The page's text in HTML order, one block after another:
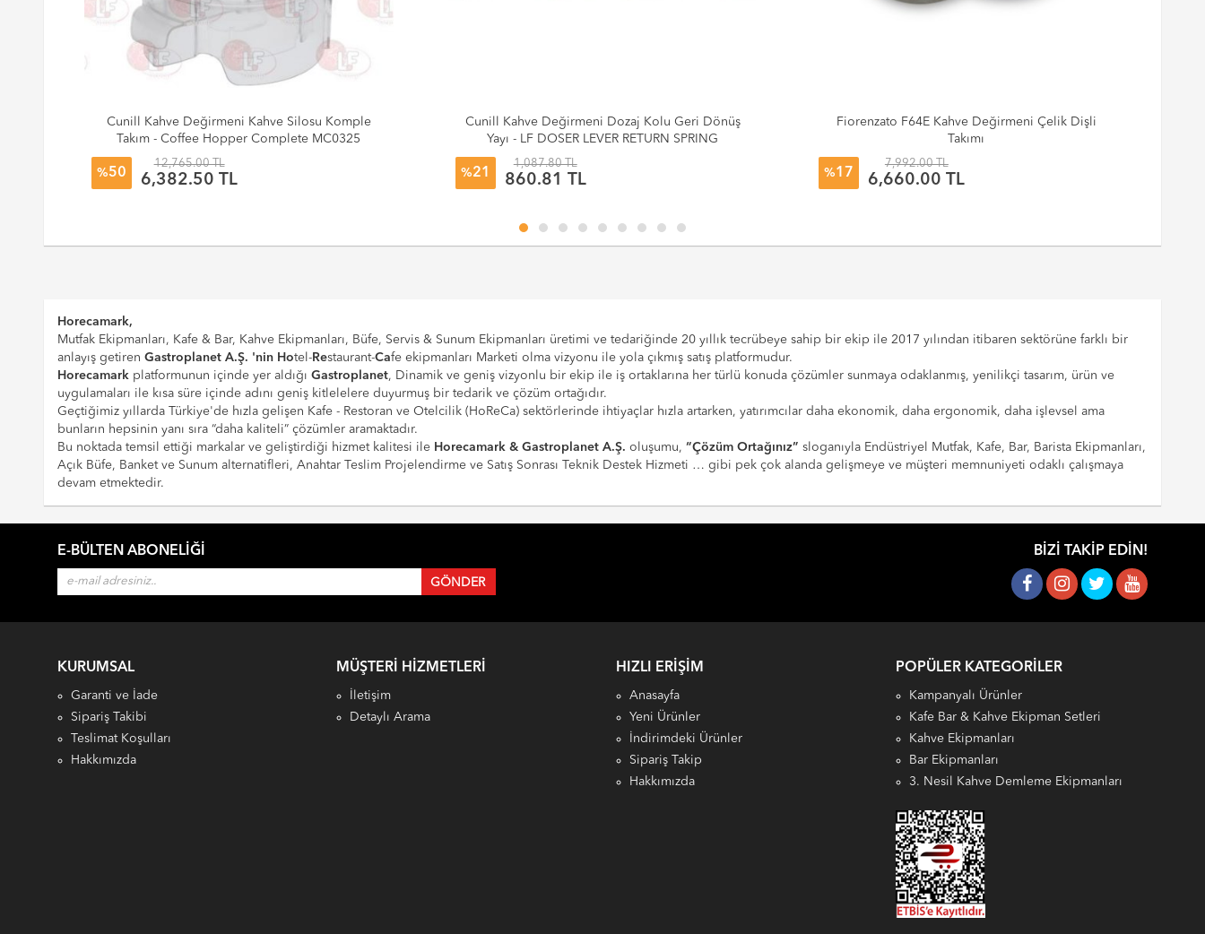
Cunill Kahve Değirmeni Kahve Silosu Komple
Takım - Coffee Hopper Complete MC0325
%50
12,765.00 TL
6,382.50 TL
Cunill Kahve Değirmeni Dozaj Kolu Geri Dönüş
Yayı - LF DOSER LEVER RETURN SPRING
%21
1,087.80 TL
860.81 TL
Fiorenzato F64E Kahve Değirmeni Çelik Dişli
Takımı
%17
7,992.00 TL
6,660.00 TL
Horecamark,
Mutfak Ekipmanları, Kafe & Bar, Kahve Ekipmanları, Büfe, Servis & Sunum Ekipmanları üretimi ve tedariğinde 20 yıllık tecrübeye sahip bir ekip ile 2017 yılından itibaren sektörüne farklı bir
anlayış getiren Gastroplanet A.Ş. 'nin Hotel-Restaurant-Cafe ekipmanları Marketi olma vizyonu ile yola çıkmış satış platformudur.
Horecamarkplatformunun içinde yer aldığı Gastroplanet, Dinamik ve geniş vizyonlu bir ekip ile iş ortaklarına her türlü konuda çözümler sunmaya odaklanmış, yenilikçi tasarım, ürün ve
uygulamaları ile kısa süre içinde adını geniş kitlelelere duyurmuş bir tedarik ve çözüm ortağıdır.
Geçtiğimiz yıllarda Türkiye'de hızla gelişen Kafe - Restoran ve Otelcilik (HoReCa) sektörlerinde ihtiyaçlar hızla artarken, yatırımcılar daha ekonomik, daha ergonomik, daha işlevsel ama
bunların hepsinin yanı sıra “daha kaliteli” çözümler aramaktadır.
Bu noktada temsil ettiği markalar ve geliştirdiği hizmet kalitesi ile Horecamark & Gastroplanet A.Ş. oluşumu, “Çözüm Ortağınız” sloganıyla Endüstriyel Mutfak, Kafe, Bar, Barista Ekipmanları,
Açık Büfe, Banket ve Sunum alternatifleri, Anahtar Teslim Projelendirme ve Satış Sonrası Teknik Destek Hizmeti … gibi pek çok alanda gelişmeye ve müşteri memnuniyeti odaklı çalışmaya
devam etmektedir.
E-BÜLTEN ABONELIĞI BIZI TAKIP EDIN!
KURUMSAL
Garanti ve İade
Sipariş Takibi
Teslimat Koşulları
Hakkımızda
MÜŞTERI HIZMETLERI
İletişim
Detaylı Arama
HIZLI ERIŞIM
Anasayfa
Yeni Ürünler
İndirimdeki Ürünler
Sipariş Takip
Hakkımızda
POPÜLER KATEGORILER
Kampanyalı Ürünler
Kafe Bar & Kahve Ekipman Setleri
Kahve Ekipmanları
Bar Ekipmanları
3. Nesil Kahve Demleme Ekipmanları